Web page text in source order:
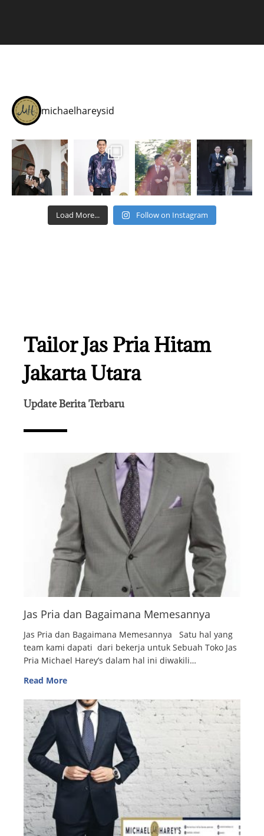
michaelhareysid
Load More... Follow on Instagram
Tailor Jas Pria Hitam
Jakarta Utara
Update Berita Terbaru
Jas Pria dan Bagaimana Memesannya
Jas Pria dan Bagaimana Memesannya Satu hal yang
team kami dapati dari bekerja untuk Sebuah Toko Jas
Pria Michael Harey’s dalam hal ini diwakili…
Read More